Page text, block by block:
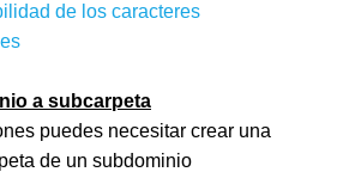
de los caracteres
a subcarpeta
puedes necesitar crear una
de un subdominio